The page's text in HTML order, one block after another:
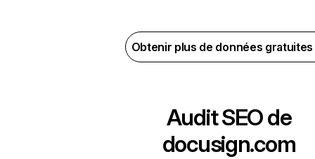
Obtenir plus de données
Audit SEO de
docusign.com